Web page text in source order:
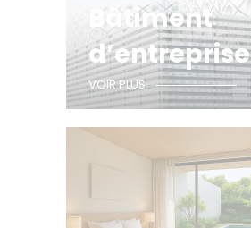
Bâtiment
d’entreprise
VOIR PLUS